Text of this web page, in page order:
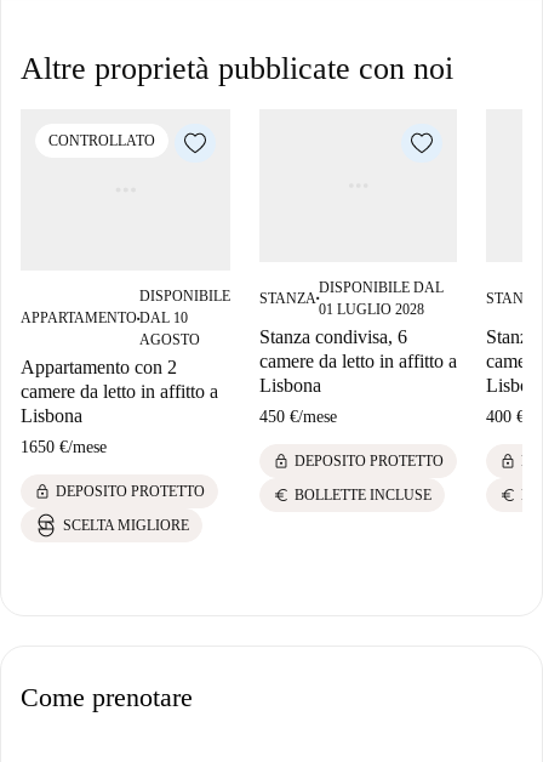
Altre proprietà pubblicate con noi
CONTROLLATO
APPARTAMENTO■
DISPONIBILE
DAL 10
AGOSTO
Appartamento con 2
camere da letto in affitto a
Lisbona
1650 €/mese
lock DEPOSITO PROTETTO
SCELTA MIGLIORE
STANZA ■
DISPONIBILE DAL
01 LUGLIO 2028
Stanza condivisa, 6
camere da letto in affitto a
Lisbona
450 €/mese
lock DEPOSITO PROTETTO
euro BOLLETTE INCLUSE
STANZA
400 €
lock
euro
Come prenotare